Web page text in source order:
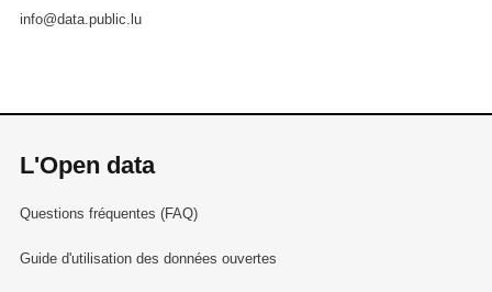
info@data.public.lu
L'Open data
Questions fréquentes (FAQ)
Guide d'utilisation des données ouvertes